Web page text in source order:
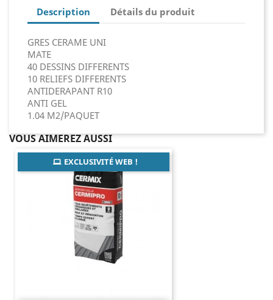
Description Détails du produit
GRES CERAME UNI
MATE
40 DESSINS DIFFERENTS
10 RELIEFS DIFFERENTS
ANTIDERAPANT R10
ANTI GEL
1.04 M2/PAQUET
VOUS AIMEREZ AUSSI
EXCLUSIVITÉ WEB !